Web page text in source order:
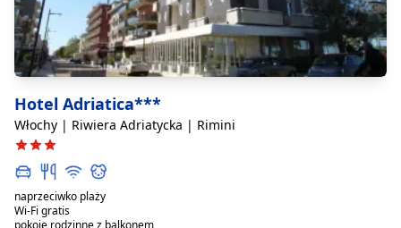
Hotel Adriatica***
Włochy | Riwiera Adriatycka | Rimini
naprzeciwko plaży
Wi-Fi gratis
pokoje rodzinne z balkonem